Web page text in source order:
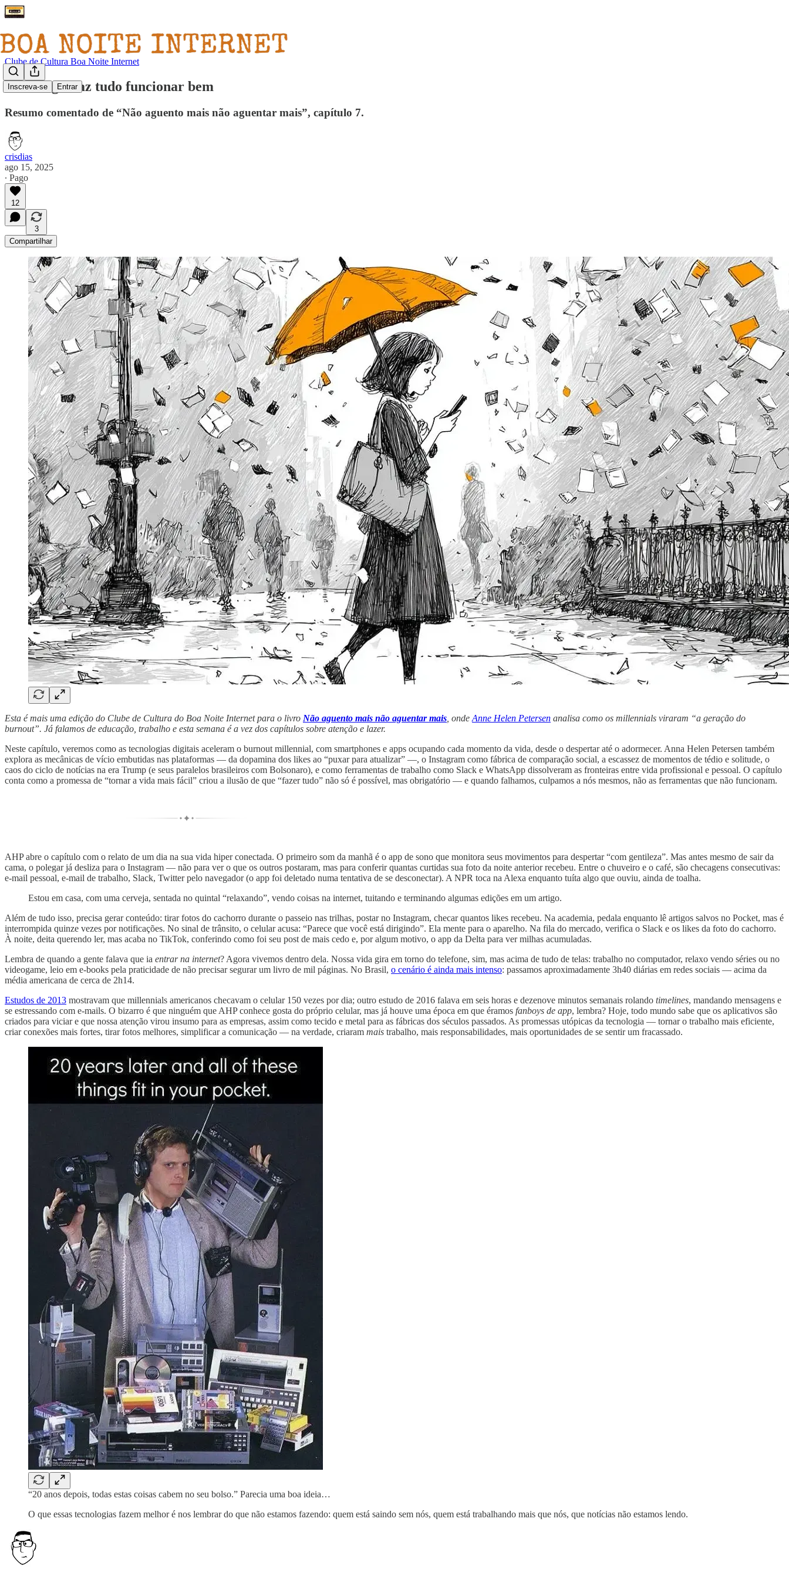
Inscreva-se Entrar
Clube de Cultura Boa Noite Internet
Tecnologia faz tudo funcionar bem
Resumo comentado de “Não aguento mais não aguentar mais”, capítulo 7.
crisdias
ago 15, 2025
∙ Pago
12
3
Compartilhar
Esta é mais uma edição do Clube de Cultura do Boa Noite Internet para o livro Não aguento mais não aguentar mais , onde Anne Helen Petersen analisa como os millennials viraram “a geração do
burnout”. Já falamos de educação, trabalho e esta semana é a vez dos capítulos sobre atenção e lazer.
Neste capítulo, veremos como as tecnologias digitais aceleram o burnout millennial, com smartphones e apps ocupando cada momento da vida, desde o despertar até o adormecer. Anna Helen Petersen também
explora as mecânicas de vício embutidas nas plataformas — da dopamina dos likes ao “puxar para atualizar” —, o Instagram como fábrica de comparação social, a escassez de momentos de tédio e solitude, o
caos do ciclo de notícias na era Trump (e seus paralelos brasileiros com Bolsonaro), e como ferramentas de trabalho como Slack e WhatsApp dissolveram as fronteiras entre vida profissional e pessoal. O capítulo
conta como a promessa de “tornar a vida mais fácil” criou a ilusão de que “fazer tudo” não só é possível, mas obrigatório — e quando falhamos, culpamos a nós mesmos, não as ferramentas que não funcionam.
AHP abre o capítulo com o relato de um dia na sua vida hiper conectada. O primeiro som da manhã é o app de sono que monitora seus movimentos para despertar “com gentileza”. Mas antes mesmo de sair da
cama, o polegar já desliza para o Instagram — não para ver o que os outros postaram, mas para conferir quantas curtidas sua foto da noite anterior recebeu. Entre o chuveiro e o café, são checagens consecutivas:
e-mail pessoal, e-mail de trabalho, Slack, Twitter pelo navegador (o app foi deletado numa tentativa de se desconectar). A NPR toca na Alexa enquanto tuíta algo que ouviu, ainda de toalha.
Estou em casa, com uma cerveja, sentada no quintal “relaxando”, vendo coisas na internet, tuitando e terminando algumas edições em um artigo.
Além de tudo isso, precisa gerar conteúdo: tirar fotos do cachorro durante o passeio nas trilhas, postar no Instagram, checar quantos likes recebeu. Na academia, pedala enquanto lê artigos salvos no Pocket, mas é
interrompida quinze vezes por notificações. No sinal de trânsito, o celular acusa: “Parece que você está dirigindo”. Ela mente para o aparelho. Na fila do mercado, verifica o Slack e os likes da foto do cachorro.
À noite, deita querendo ler, mas acaba no TikTok, conferindo como foi seu post de mais cedo e, por algum motivo, o app da Delta para ver milhas acumuladas.
Lembra de quando a gente falava que ia entrar na internet? Agora vivemos dentro dela. Nossa vida gira em torno do telefone, sim, mas acima de tudo de telas: trabalho no computador, relaxo vendo séries ou no
videogame, leio em e-books pela praticidade de não precisar segurar um livro de mil páginas. No Brasil, o cenário é ainda mais intenso: passamos aproximadamente 3h40 diárias em redes sociais — acima da
média americana de cerca de 2h14.
Estudos de 2013 mostravam que millennials americanos checavam o celular 150 vezes por dia; outro estudo de 2016 falava em seis horas e dezenove minutos semanais rolando timelines, mandando mensagens e
se estressando com e-mails. O bizarro é que ninguém que AHP conhece gosta do próprio celular, mas já houve uma época em que éramos fanboys de app, lembra? Hoje, todo mundo sabe que os aplicativos são
criados para viciar e que nossa atenção virou insumo para as empresas, assim como tecido e metal para as fábricas dos séculos passados. As promessas utópicas da tecnologia — tornar o trabalho mais eficiente,
criar conexões mais fortes, tirar fotos melhores, simplificar a comunicação — na verdade, criaram mais trabalho, mais responsabilidades, mais oportunidades de se sentir um fracassado.
“20 anos depois, todas estas coisas cabem no seu bolso.” Parecia uma boa ideia…
O que essas tecnologias fazem melhor é nos lembrar do que não estamos fazendo: quem está saindo sem nós, quem está trabalhando mais que nós, que notícias não estamos lendo.